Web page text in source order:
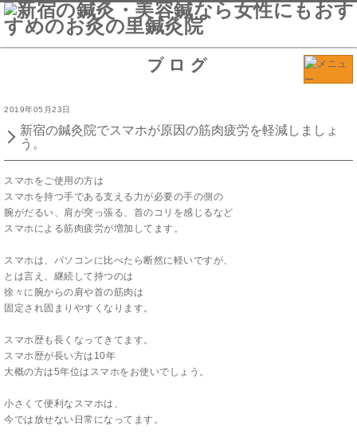
ブログ
2019年05月23日
新宿の鍼灸院でスマホが原因の筋肉疲労を軽減しましょ
う。
スマホをご使用の方は
スマホを持つ手である支える力が必要の手の側の
腕がだるい、肩が突っ張る、首のコリを感じるなど
スマホによる筋肉疲労が増加してます。
スマホは、パソコンに比べたら断然に軽いですが、
とは言え、継続して持つのは
徐々に腕からの肩や首の筋肉は
固定され固まりやすくなります。
スマホ歴も長くなってきてます。
スマホ歴が長い方は10年
大概の方は5年位はスマホをお使いでしょう。
小さくて便利なスマホは、
今では放せない日常になってます。